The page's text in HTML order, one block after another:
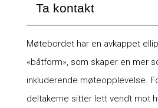
Ta kontakt
Møtebordet har en avkappet
«båtform», som skaper en mer
inkluderende møteopplevelse.
deltakerne sitter lett vendt mot